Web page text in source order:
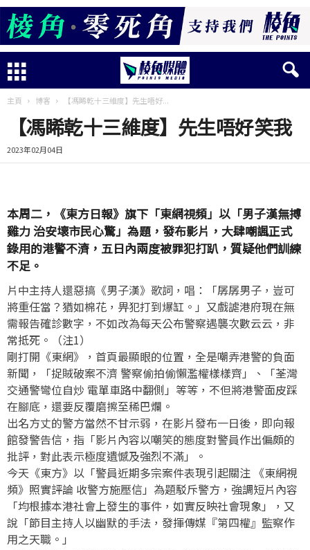
主頁 博客 【馮睎乾十三維度】先生唔好...
【馮睎乾十三維度】先生唔好笑我
2023年02月04日
本周二，《東方日報》旗下「東網視頻」以「男子漢無搏
雞力 治安壞市民心驚」為題，發布影片，大肆嘲諷正式
錄用的港警不濟，五日內兩度被罪犯打趴，質疑他們訓練
不足。
片中主持人還惡搞《男子漢》歌詞，唱：「孱孱男子，豈可
將重任當？猶如棉花，畀犯打到爆缸。」又戲謔港府現在無
需報告確診數字，不如改為每天公布警察遇襲次數云云，非
常抵死。（注1）
剛打開《東網》，首頁最顯眼的位置，全是嘲弄港警的負面
新聞，「捉賊破案不濟 警察偷拍偷懶濫權樣樣齊」、「荃灣
交通警彎位自炒 電單車路中翻側」等等，不但將港警面皮踩
在腳底，還要反覆磨擦至稀巴爛。
出名方丈的警方當然不甘示弱，在影片發布一日後，即向報
館發警告信，指「影片內容以嘲笑的態度對警員作出偏頗的
批評，對此表示極度遺憾及強烈不滿」。
今天《東方》以「警員近期多宗案件表現引起關注 《東網視
頻》照實評論 收警方施壓信」為題駁斥警方，強調短片內容
「均根據本港社會上發生的事件，如實反映社會現象」，又
說「節目主持人以幽默的手法，發揮傳媒『第四權』監察作
用之天職。」